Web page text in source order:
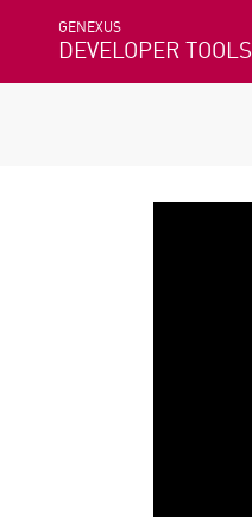
GENEXUS
DEVELOPER TOOLS